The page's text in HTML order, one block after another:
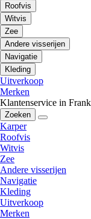
Roofvis
Witvis
Zee
Andere visserijen
Navigatie
Kleding
Uitverkoop
Merken
Klantenservice in
Zoeken
Karper
Roofvis
Witvis
Zee
Andere visserijen
Navigatie
Kleding
Uitverkoop
Merken